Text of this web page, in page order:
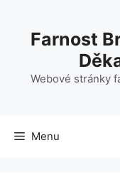
obsahFarnost
Webové stránky
Menu